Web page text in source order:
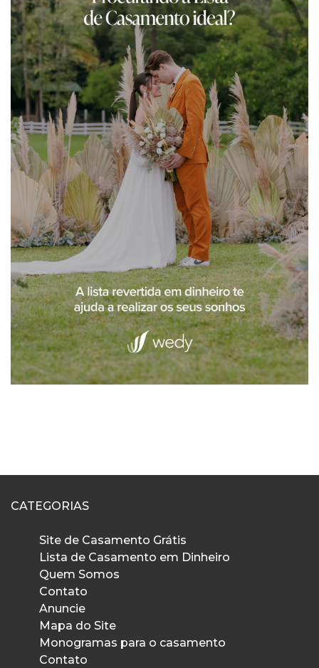
CATEGORIAS
Site de Casamento Grátis
Lista de Casamento em Dinheiro
Quem Somos
Contato
Anuncie
Mapa do Site
Monogramas para o casamento
Contato